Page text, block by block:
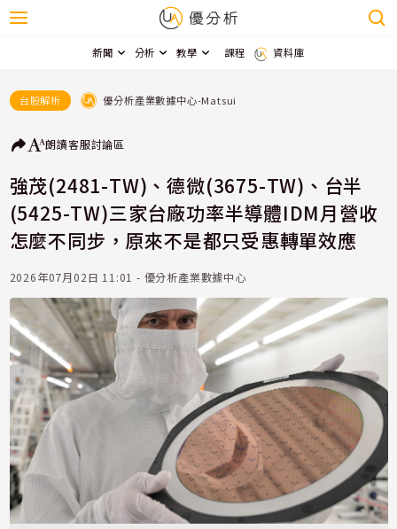
新聞 分析 教學 課程 資料庫
台股解析 優分析產業數據中心-Matsui
朗讀客服討論區
強茂(2481-TW)、德微(3675-TW)、台半
(5425-TW)三家台廠功率半導體IDM月營收
怎麼不同步，原來不是都只受惠轉單效應
2026年07月02日 11:01 - 優分析產業數據中心